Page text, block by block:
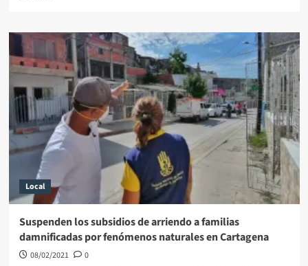
Capturadas
con
drogas
antes
tomar
un
vuelo
a
la
San
Andrés
Local
Suspenden los subsidios de arriendo a familias
damnificadas por fenómenos naturales en Cartagena
08/02/2021
0